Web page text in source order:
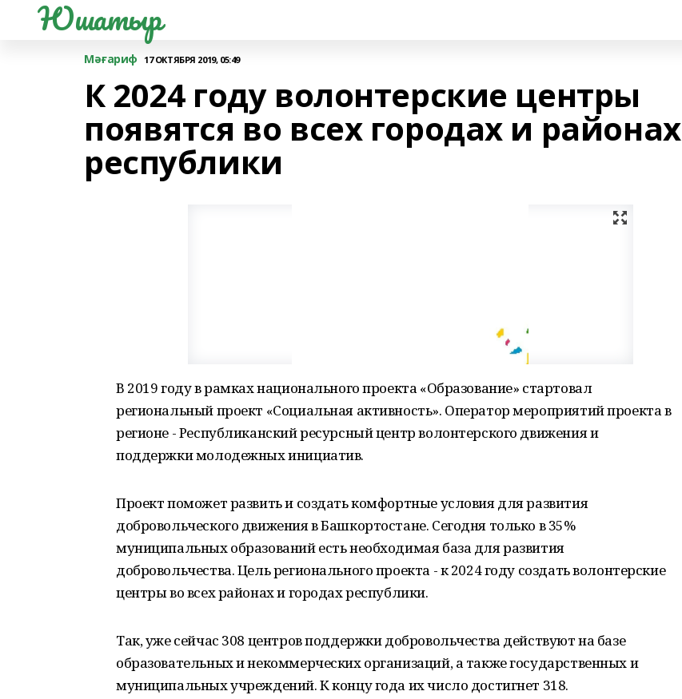
Юшатыр
Мәғариф 17 ОКТЯБРЯ 2019, 05:49
К 2024 году волонтерские центры
появятся во всех городах и районах
республики
В 2019 году в рамках национального проекта «Образование» стартовал
региональный проект «Социальная активность». Оператор мероприятий проекта в
регионе - Республиканский ресурсный центр волонтерского движения и
поддержки молодежных инициатив.
Проект поможет развить и создать комфортные условия для развития
добровольческого движения в Башкортостане. Сегодня только в 35%
муниципальных образований есть необходимая база для развития
добровольчества. Цель регионального проекта - к 2024 году создать волонтерские
центры во всех районах и городах республики.
Так, уже сейчас 308 центров поддержки добровольчества действуют на базе
образовательных и некоммерческих организаций, а также государственных и
муниципальных учреждений. К концу года их число достигнет 318.